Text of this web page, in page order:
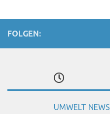
FOLGEN:
UMWELT NEWS